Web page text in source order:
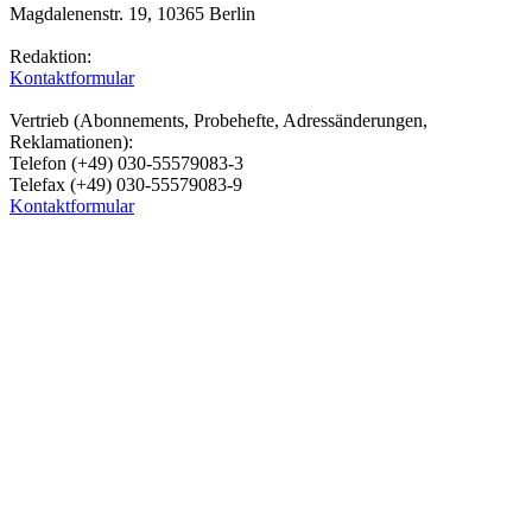
Magdalenenstr. 19, 10365 Berlin
Redaktion:
Kontaktformular
Vertrieb (Abonnements, Probehefte, Adressänderungen,
Reklamationen):
Telefon (+49) 030-55579083-3
Telefax (+49) 030-55579083-9
Kontaktformular